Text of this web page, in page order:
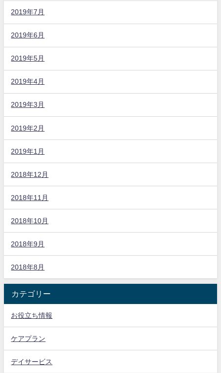
2019年7月
2019年6月
2019年5月
2019年4月
2019年3月
2019年2月
2019年1月
2018年12月
2018年11月
2018年10月
2018年9月
2018年8月
カテゴリー
お役立ち情報
ケアプラン
デイサービス